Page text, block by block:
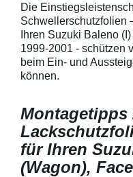
Die
Schwellerschutzfolien
Ihren Suzuki Baleno
1999-2001 - schützen
beim Ein- und
können.
Montagetipps
für Ihren
(Wagon),